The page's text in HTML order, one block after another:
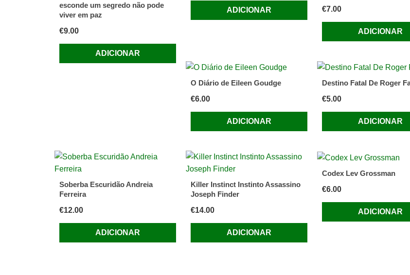
esconde um segredo não pode
viver em paz
€9.00
ADICIONAR
ADICIONAR
€7.00
ADICIONAR
O Diário de Eileen Goudge
€6.00
ADICIONAR
Destino Fatal De Roger
€5.00
ADICIONAR
Soberba Escuridão Andreia
Ferreira
€12.00
ADICIONAR
Killer Instinct Instinto Assassino
Joseph Finder
€14.00
ADICIONAR
Codex Lev Grossman
€6.00
ADICIONAR